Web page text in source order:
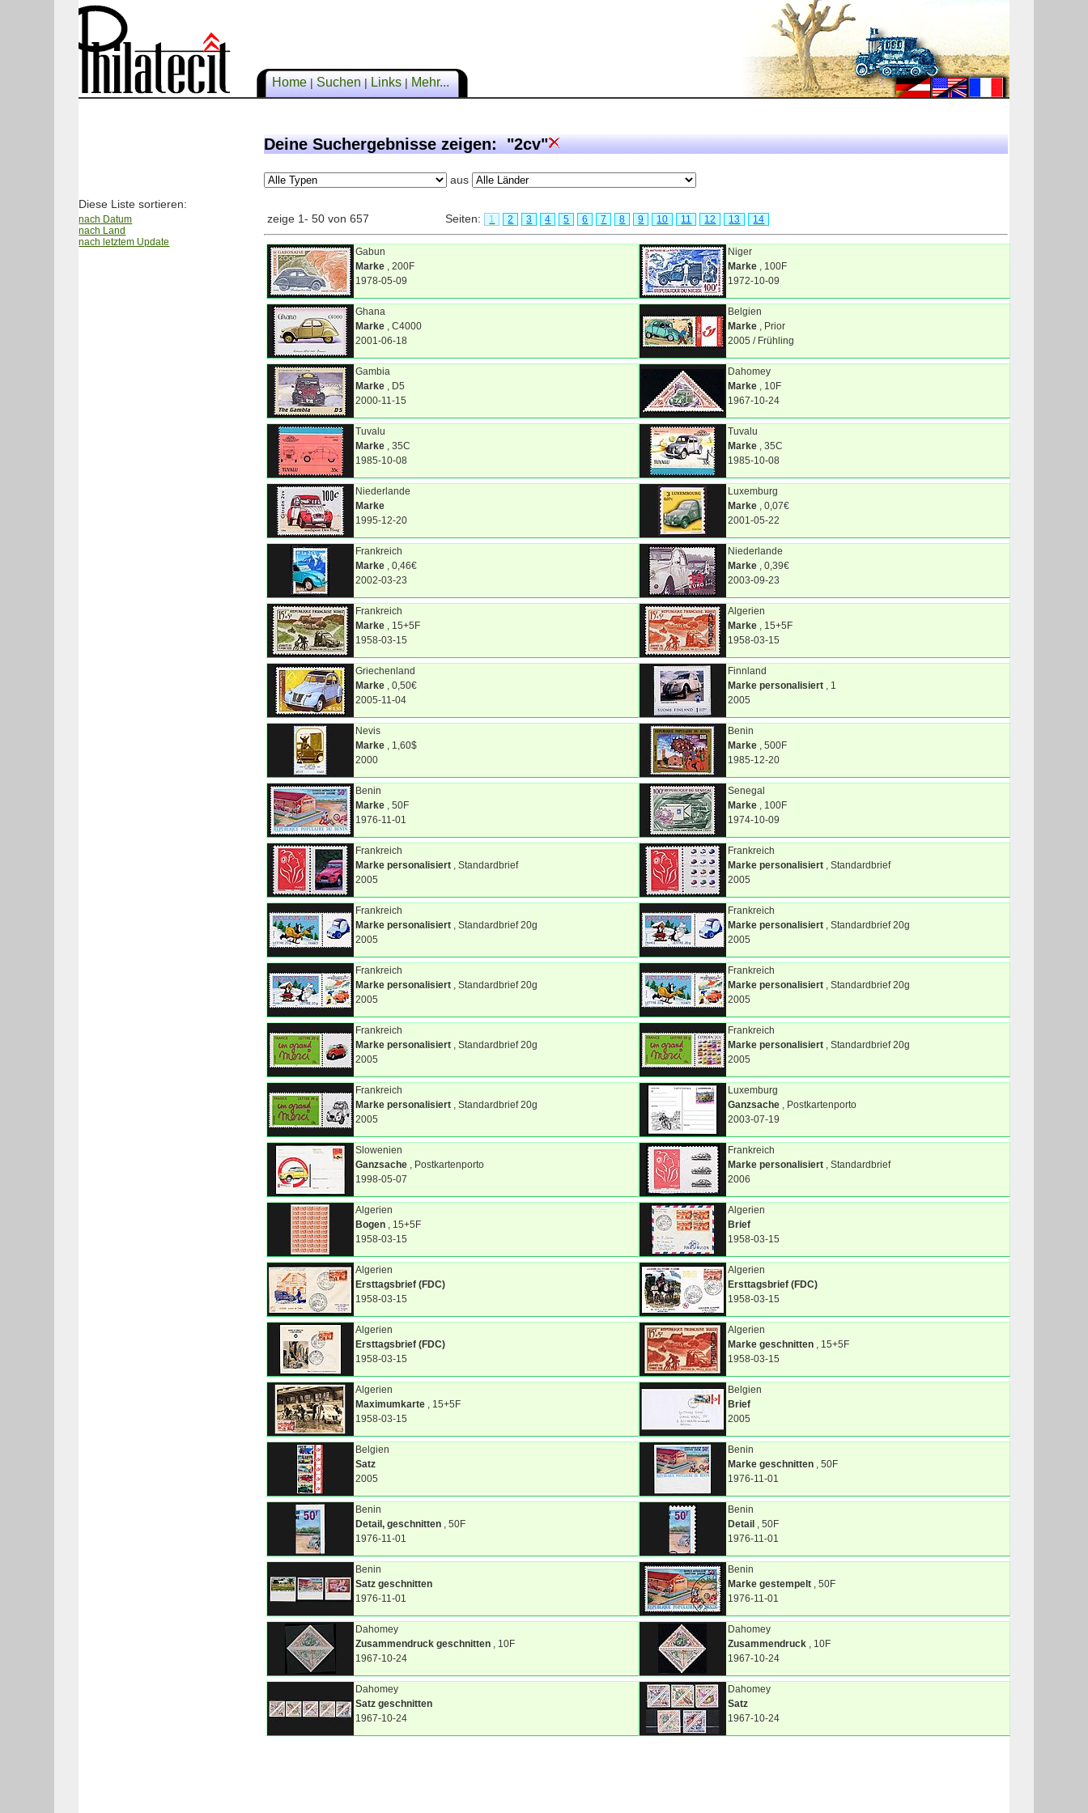
Home|Suchen|Links|Mehr...
Diese Liste sortieren:
nach Datum
nach Land
nach letztem Update
Deine Suchergebnisse zeigen: "2cv"
aus
zeige 1- 50 von 657 Seiten: 1 2 3 4 5 6 7 8 9 10 11 12 13 14
Gabun
Marke , 200F
1978-05-09
Ghana
Marke , C4000
2001-06-18
Gambia
Marke , D5
2000-11-15
Tuvalu
Marke , 35C
1985-10-08
Niederlande
Marke
1995-12-20
Frankreich
Marke , 0,46€
2002-03-23
Frankreich
Marke , 15+5F
1958-03-15
Griechenland
Marke , 0,50€
2005-11-04
Nevis
Marke , 1,60$
2000
Benin
Marke , 50F
1976-11-01
Frankreich
Marke personalisiert , Standardbrief
2005
Frankreich
Marke personalisiert , Standardbrief 20g
2005
Frankreich
Marke personalisiert , Standardbrief 20g
2005
Frankreich
Marke personalisiert , Standardbrief 20g
2005
Frankreich
Marke personalisiert , Standardbrief 20g
2005
Slowenien
Ganzsache , Postkartenporto
1998-05-07
Algerien
Bogen , 15+5F
1958-03-15
Algerien
Ersttagsbrief (FDC)
1958-03-15
Algerien
Ersttagsbrief (FDC)
1958-03-15
Algerien
Maximumkarte , 15+5F
1958-03-15
Belgien
Satz
2005
Benin
Detail, geschnitten , 50F
1976-11-01
Benin
Satz geschnitten
1976-11-01
Dahomey
Zusammendruck geschnitten , 10F
1967-10-24
Dahomey
Satz geschnitten
1967-10-24
Niger
Marke , 100F
1972-10-09
Belgien
Marke , Prior
2005 / Frühling
Dahomey
Marke , 10F
1967-10-24
Tuvalu
Marke , 35C
1985-10-08
Luxemburg
Marke , 0,07€
2001-05-22
Niederlande
Marke , 0,39€
2003-09-23
Algerien
Marke , 15+5F
1958-03-15
Finnland
Marke personalisiert , 1
2005
Benin
Marke , 500F
1985-12-20
Senegal
Marke , 100F
1974-10-09
Frankreich
Marke personalisiert , Standardbrief
2005
Frankreich
Marke personalisiert , Standardbrief 20g
2005
Frankreich
Marke personalisiert , Standardbrief 20g
2005
Frankreich
Marke personalisiert , Standardbrief 20g
2005
Luxemburg
Ganzsache , Postkartenporto
2003-07-19
Frankreich
Marke personalisiert , Standardbrief
2006
Algerien
Brief
1958-03-15
Algerien
Ersttagsbrief (FDC)
1958-03-15
Algerien
Marke geschnitten , 15+5F
1958-03-15
Belgien
Brief
2005
Benin
Marke geschnitten , 50F
1976-11-01
Benin
Detail , 50F
1976-11-01
Benin
Marke gestempelt , 50F
1976-11-01
Dahomey
Zusammendruck , 10F
1967-10-24
Dahomey
Satz
1967-10-24